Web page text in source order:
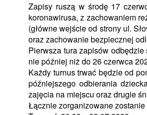
Zapisy ruszą w środę 17
koronawirusa, z zachowaniem
(główne wejście od strony ul.
oraz zachowanie bezpiecznej
Pierwsza tura zapisów
nie później niż do 26 czerwca
Każdy turnus trwać będzie od
późniejszego odbierania
zajęcia na miejscu oraz drugie
Łącznie zorganizowane